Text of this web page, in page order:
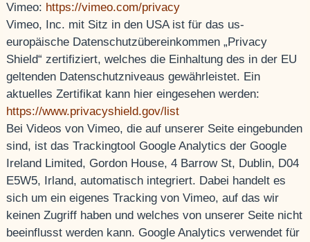
Vimeo: https://vimeo.com/privacy
Vimeo, Inc. mit Sitz in den USA ist für das us-
europäische Datenschutzübereinkommen „Privacy
Shield“ zertifiziert, welches die Einhaltung des in der EU
geltenden Datenschutzniveaus gewährleistet. Ein
aktuelles Zertifikat kann hier eingesehen werden:
https://www.privacyshield.gov/list
Bei Videos von Vimeo, die auf unserer Seite eingebunden
sind, ist das Trackingtool Google Analytics der Google
Ireland Limited, Gordon House, 4 Barrow St, Dublin, D04
E5W5, Irland, automatisch integriert. Dabei handelt es
sich um ein eigenes Tracking von Vimeo, auf das wir
keinen Zugriff haben und welches von unserer Seite nicht
beeinflusst werden kann. Google Analytics verwendet für